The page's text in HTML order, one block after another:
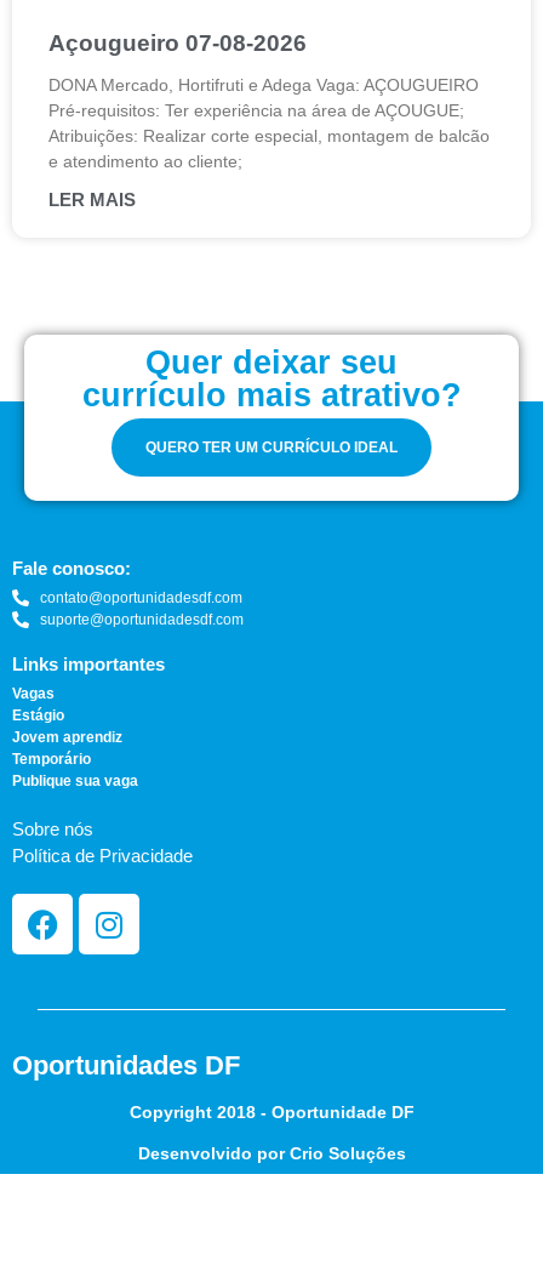
Açougueiro 07-08-2026
DONA Mercado, Hortifruti e Adega Vaga: AÇOUGUEIRO
Pré-requisitos: Ter experiência na área de AÇOUGUE;
Atribuições: Realizar corte especial, montagem de balcão
e atendimento ao cliente;
LER MAIS
Quer deixar seu
currículo mais atrativo?
QUERO TER UM CURRÍCULO IDEAL
Fale conosco:
contato@oportunidadesdf.com
suporte@oportunidadesdf.com
Links importantes
Vagas
Estágio
Jovem aprendiz
Temporário
Publique sua vaga
Sobre nós
Política de Privacidade
Oportunidades DF
Copyright 2018 - Oportunidade DF
Desenvolvido por Crio Soluções